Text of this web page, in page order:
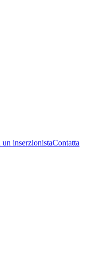
inserzionistaContatta